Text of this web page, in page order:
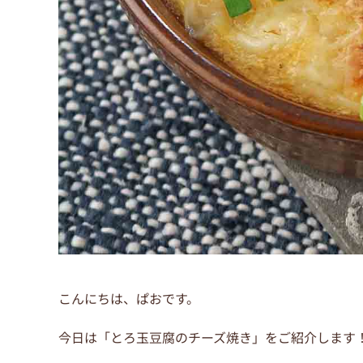
こんにちは、ぱおです。
今日は「とろ玉豆腐のチーズ焼き」をご紹介します